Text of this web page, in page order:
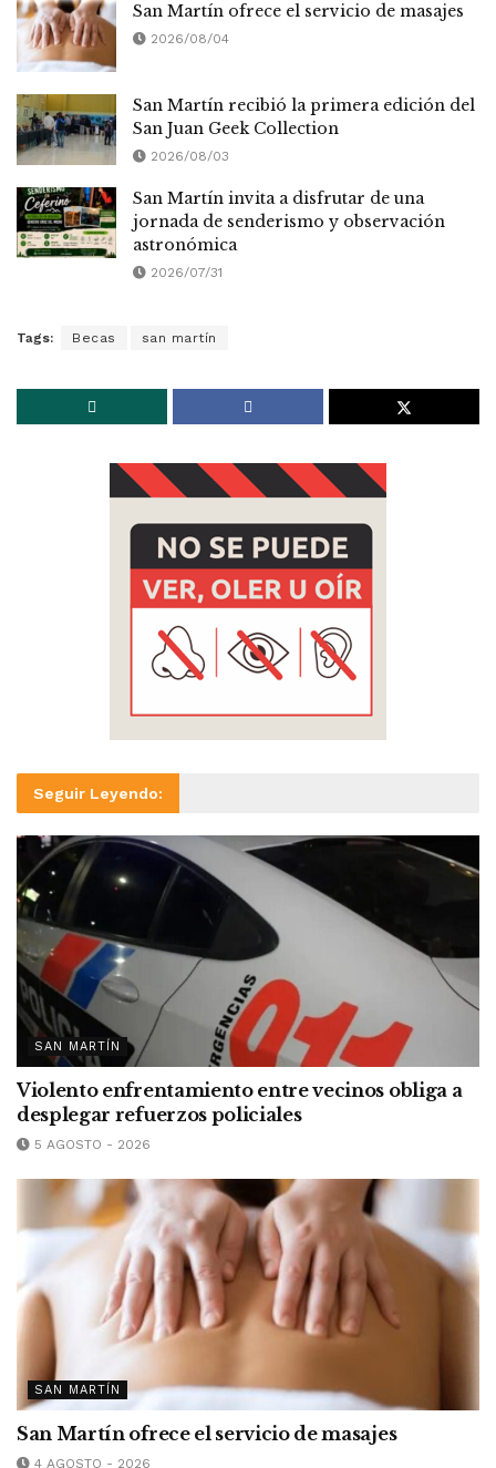
San Martín ofrece el servicio de masajes
2026/08/04
San Martín recibió la primera edición del
San Juan Geek Collection
2026/08/03
San Martín invita a disfrutar de una
jornada de senderismo y observación
astronómica
2026/07/31
Tags: Becas san martín
Seguir Leyendo:
SAN MARTÍN
Violento enfrentamiento entre vecinos obliga a
desplegar refuerzos policiales
5 AGOSTO - 2026
SAN MARTÍN
San Martín ofrece el servicio de masajes
4 AGOSTO - 2026